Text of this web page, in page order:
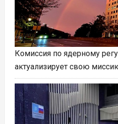
Комиссия по ядерному
актуализирует свою